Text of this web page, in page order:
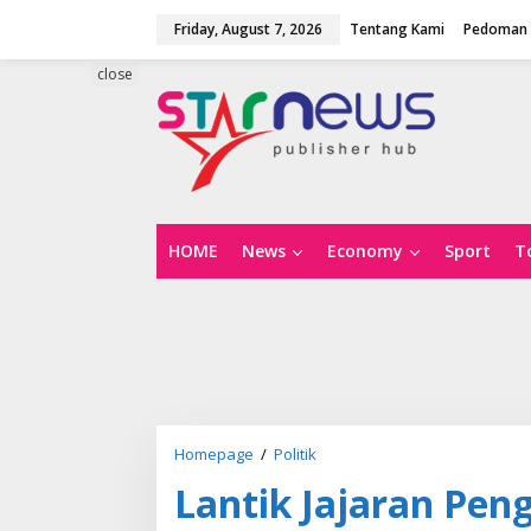
Friday, August 7, 2026 Tentang Kami Pedoman
HOME News Economy Sport
close
Homepage / Politik
n
t
Lantik Jajaran